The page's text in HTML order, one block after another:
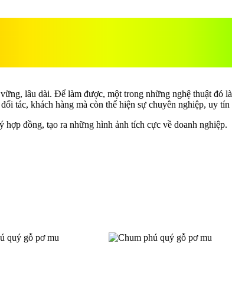
lâu dài. Để làm được, một trong những nghệ thuật đó
tác, khách hàng mà còn thể hiện sự chuyên nghiệp, uy tín
đồng, tạo ra những hình ảnh tích cực về doanh nghiệp.